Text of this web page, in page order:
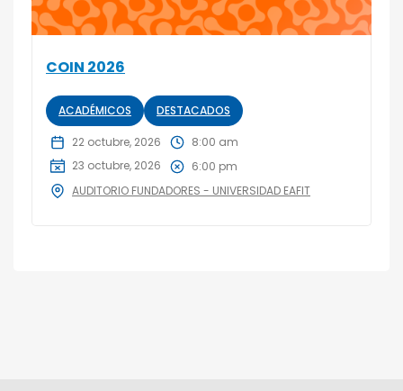
COIN 2026
ACADÉMICOS DESTACADOS
22 octubre, 2026
8:00 am
23 octubre, 2026
6:00 pm
AUDITORIO FUNDADORES - UNIVERSIDAD EAFIT